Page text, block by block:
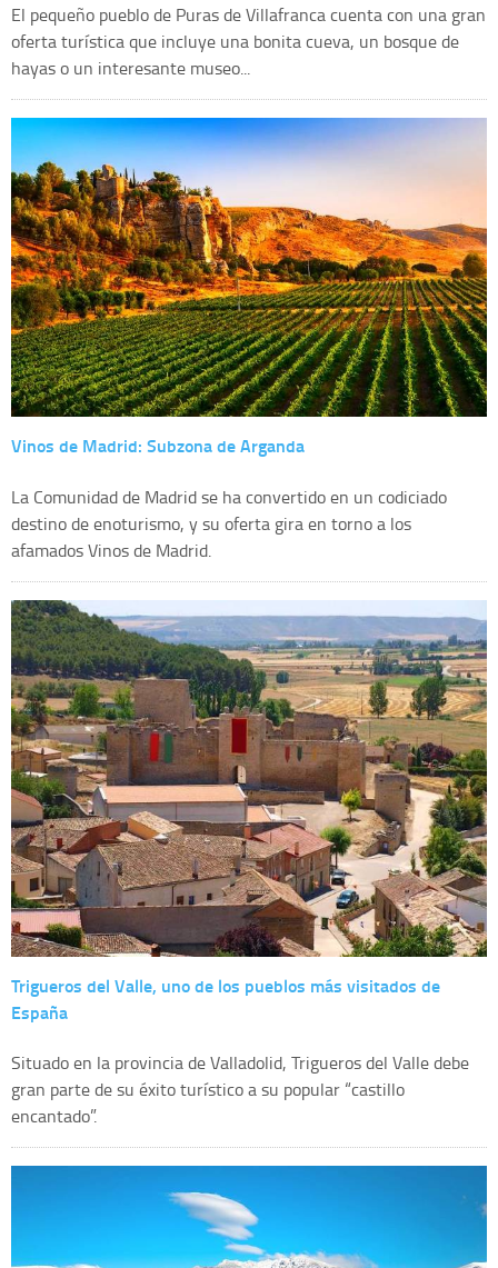
El pequeño pueblo de Puras de Villafranca cuenta con una gran
oferta turística que incluye una bonita cueva, un bosque de
hayas o un interesante museo...
Vinos de Madrid: Subzona de Arganda
La Comunidad de Madrid se ha convertido en un codiciado
destino de enoturismo, y su oferta gira en torno a los
afamados Vinos de Madrid.
Trigueros del Valle, uno de los pueblos más visitados de
España
Situado en la provincia de Valladolid, Trigueros del Valle debe
gran parte de su éxito turístico a su popular “castillo
encantado”.